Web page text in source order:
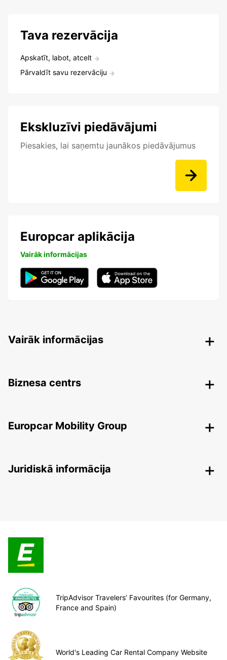
Tava rezervācija
Apskatīt, labot, atcelt
Pārvaldīt savu rezervāciju
Ekskluzīvi piedāvājumi
Piesakies, lai saņemtu jaunākos piedāvājumus
Europcar aplikācija
Vairāk informācijas
Vairāk informācijas
Biznesa centrs
Europcar Mobility Group
Juridiskā informācija
TripAdvisor Travelers’ Favourites (for Germany,
France and Spain)
World's Leading Car Rental Company Website